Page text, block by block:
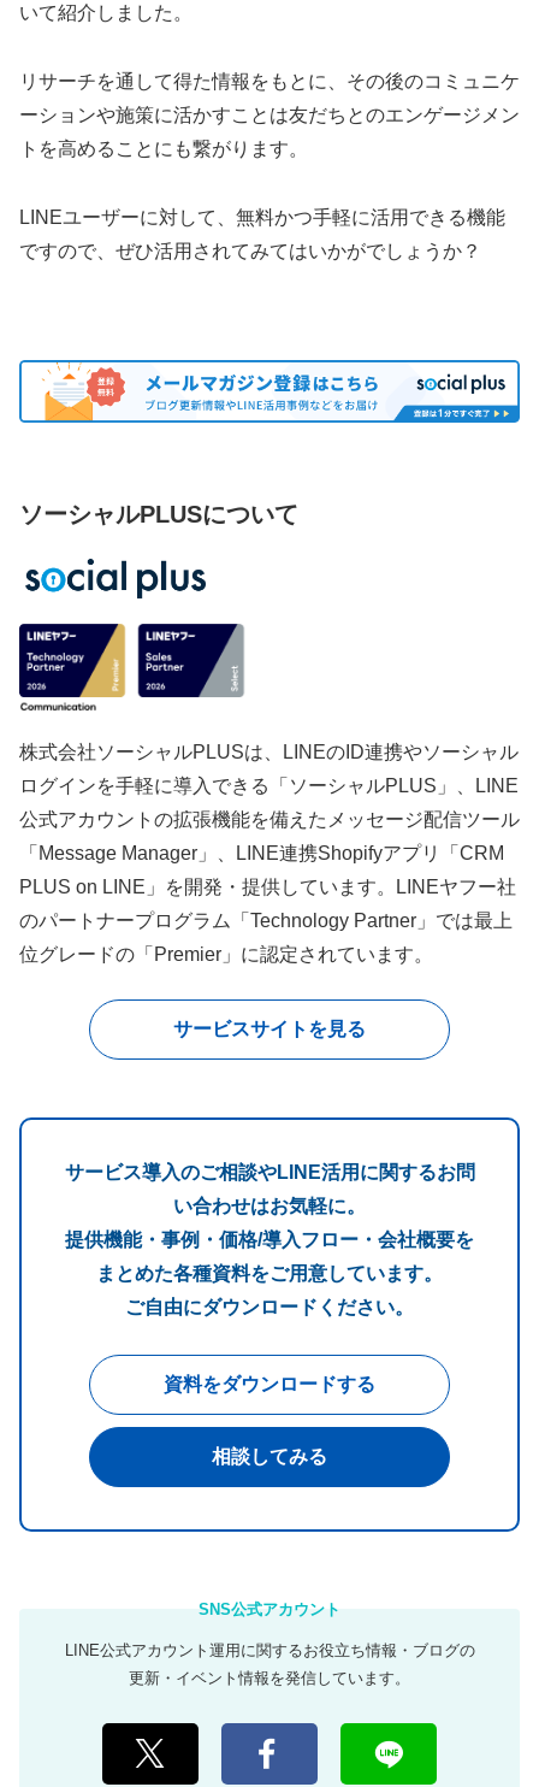
いて紹介しました。
リサーチを通して得た情報をもとに、その後のコミュニケ
ーションや施策に活かすことは友だちとのエンゲージメン
トを高めることにも繋がります。
LINEユーザーに対して、無料かつ手軽に活用できる機能
ですので、ぜひ活用されてみてはいかがでしょうか？
ソーシャルPLUSについて
株式会社ソーシャルPLUSは、LINEのID連携やソーシャル
ログインを手軽に導入できる「ソーシャルPLUS」、LINE
公式アカウントの拡張機能を備えたメッセージ配信ツール
「Message Manager」、LINE連携Shopifyアプリ「CRM
PLUS on LINE」を開発・提供しています。LINEヤフー社
のパートナープログラム「Technology Partner」では最上
位グレードの「Premier」に認定されています。
サービスサイトを見る
サービス導入のご相談やLINE活用に関するお問
い合わせはお気軽に。
提供機能・事例・価格/導入フロー・会社概要を
まとめた各種資料をご用意しています。
ご自由にダウンロードください。
資料をダウンロードする
相談してみる
LINE公式アカウント運用に関するお役立ち情報・ブログの
更新・イベント情報を発信しています。